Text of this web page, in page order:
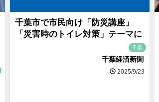
千葉市で市民向け「防災講座」
「災害時のトイレ対策」テーマに
千葉
千葉経済新聞
2025/9/23